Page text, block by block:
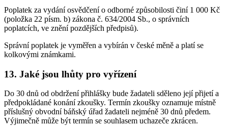
Poplatek za vydání osvědčení o odborné způsobilosti činí 1 000 Kč
(položka 22 písm. b) zákona č. 634/2004 Sb., o správních
poplatcích, ve znění pozdějších předpisů).
Správní poplatek je vyměřen a vybírán v české měně a platí se
kolkovými známkami.
13. Jaké jsou lhůty pro vyřízení
Do 30 dnů od obdržení přihlášky bude žadateli sděleno její přijetí a
předpokládané konání zkoušky. Termín zkoušky oznamuje místně
příslušný obvodní báňský úřad žadateli nejméně 30 dnů předem.
Výjimečně může být termín se souhlasem uchazeče zkrácen.